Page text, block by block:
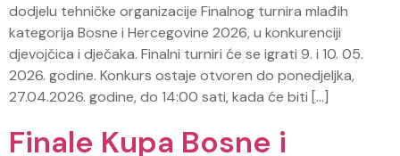
dodjelu tehničke organizacije Finalnog turnira mlađih
kategorija Bosne i Hercegovine 2026, u konkurenciji
djevojčica i dječaka. Finalni turniri će se igrati 9. i 10. 05.
2026. godine. Konkurs ostaje otvoren do ponedjeljka,
27.04.2026. godine, do 14:00 sati, kada će biti […]
Finale Kupa Bosne i